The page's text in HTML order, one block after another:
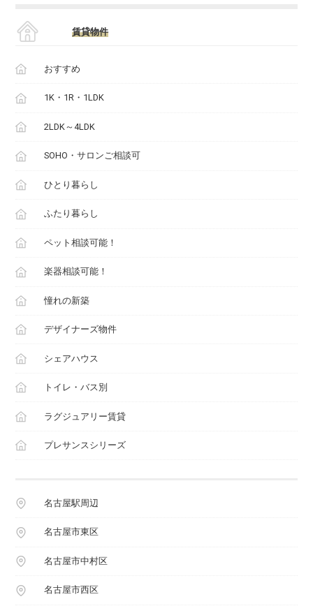
賃貸物件
おすすめ
1K・1R・1LDK
2LDK～4LDK
SOHO・サロンご相談可
ひとり暮らし
ふたり暮らし
ペット相談可能！
楽器相談可能！
憧れの新築
デザイナーズ物件
シェアハウス
トイレ・バス別
ラグジュアリー賃貸
プレサンスシリーズ
名古屋駅周辺
名古屋市東区
名古屋市中村区
名古屋市西区